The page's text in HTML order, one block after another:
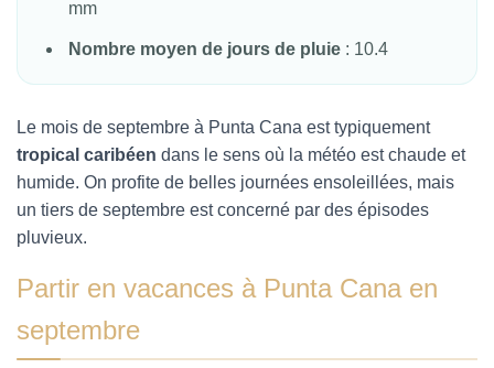
mm
Nombre moyen de jours de pluie : 10.4
Le mois de septembre à Punta Cana est typiquement
tropical caribéen dans le sens où la météo est chaude et
humide. On profite de belles journées ensoleillées, mais
un tiers de septembre est concerné par des épisodes
pluvieux.
Partir en vacances à Punta Cana en
septembre